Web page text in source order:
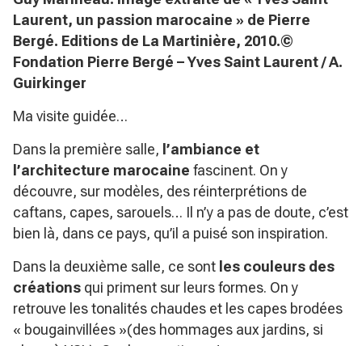
Laurent, un passion marocaine » de Pierre
Bergé. Editions de La Martinière, 2010.©
Fondation Pierre Bergé – Yves Saint Laurent / A.
Guirkinger
Ma visite guidée…
Dans la première salle, l’ambiance et
l’architecture marocaine fascinent. On y
découvre, sur modèles, des réinterprétions de
caftans, capes, sarouels… Il n’y a pas de doute, c’est
bien là, dans ce pays, qu’il a puisé son inspiration.
Dans la deuxième salle, ce sont les couleurs des
créations qui priment sur leurs formes. On y
retrouve les tonalités chaudes et les capes brodées
« bougainvillées »(des hommages aux jardins, si